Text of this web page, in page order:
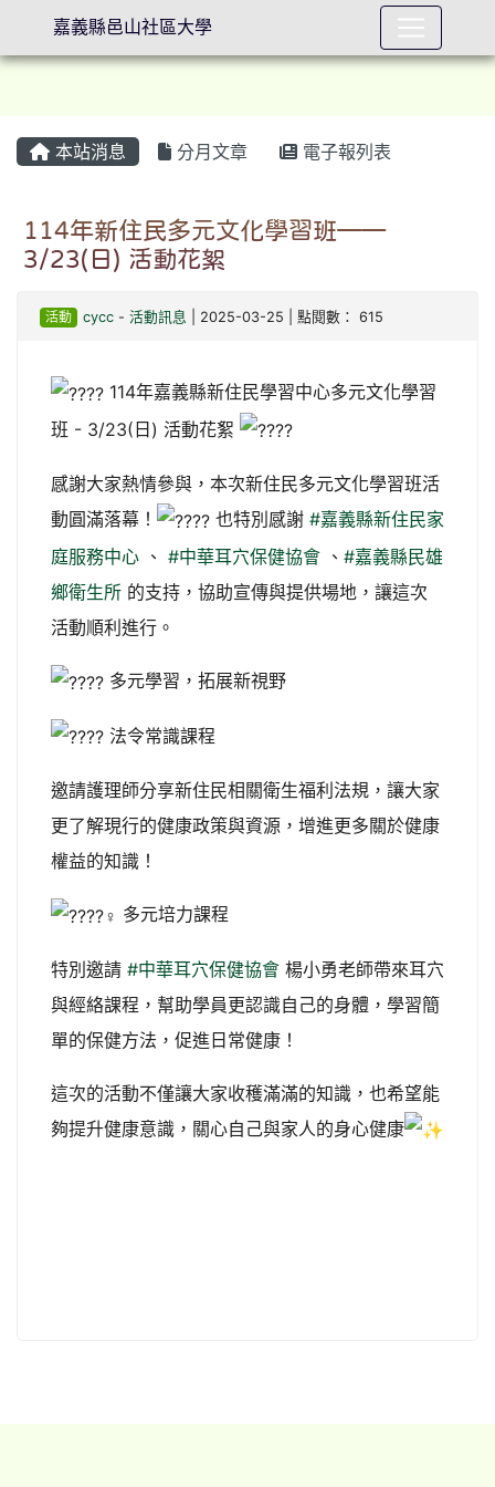
本站消息 分月文章 電子報列表
114年新住民多元文化學習班——
3/23(日) 活動花絮
活動 cycc- 活動訊息 | 2025-03-25 | 點閱數： 615
114年嘉義縣新住民學習中心多元文化學習
班 - 3/23(日) 活動花絮
感謝大家熱情參與，本次新住民多元文化學習班活
動圓滿落幕！
也特別感謝 #嘉義縣新住民家
庭服務中心 、 #中華耳穴保健協會 、 #嘉義縣民雄
鄉衛生所 的支持，協助宣傳與提供場地，讓這次
活動順利進行。
多元學習，拓展新視野
法令常識課程
邀請護理師分享新住民相關衛生福利法規，讓大家
更了解現行的健康政策與資源，增進更多關於健康
權益的知識！
多元培力課程
特別邀請 #中華耳穴保健協會 楊小勇老師帶來耳穴
與經絡課程，幫助學員更認識自己的身體，學習簡
單的保健方法，促進日常健康！
這次的活動不僅讓大家收穫滿滿的知識，也希望能
夠提升健康意識，關心自己與家人的身心健康
嘉義縣邑山社區大學